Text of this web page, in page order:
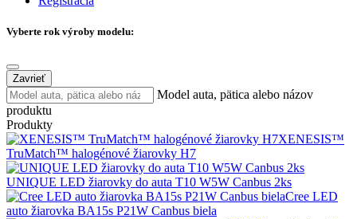
Vyberte rok výroby modelu:
Zavrieť
Model auta, pätica alebo názov
produktu
Produkty
XENESIS™
TruMatch™ halogénové žiarovky H7
UNIQUE LED žiarovky do auta T10 W5W Canbus 2ks
Cree LED
auto žiarovka BA15s P21W Canbus biela